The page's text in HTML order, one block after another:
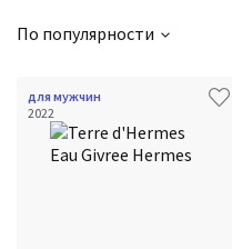
По популярности
для мужчин
2022